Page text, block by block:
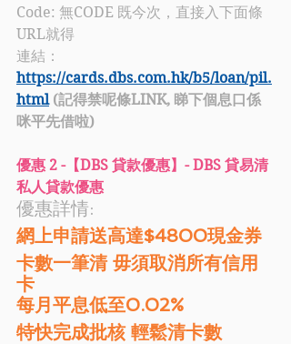
Code: 無CODE 既今次，直接入下面條
URL就得
連結：
https://cards.dbs.com.hk/b5/loan/pil.
html (記得禁呢條LINK, 睇下個息口係
咪平先借啦)
優惠 2 -【DBS 貸款優惠】- DBS 貸易清
私人貸款優惠
優惠詳情:
網上申請送高達$4800現金券
卡數一筆清 毋須取消所有信用
卡
每月平息低至0.02%
特快完成批核 輕鬆清卡數